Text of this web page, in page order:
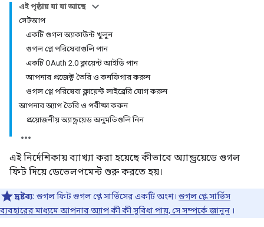
এই পৃষ্ঠায় যা যা আছে
সেটআপ
একটি গুগল অ্যাকাউন্ট খুলুন
গুগল প্লে পরিষেবাগুলি পান
একটি OAuth 2.0 ক্লায়েন্ট আইডি পান
আপনার প্রজেক্ট তৈরি ও কনফিগার করুন
গুগল প্লে পরিষেবা ক্লায়েন্ট লাইব্রেরি যোগ করুন
আপনার অ্যাপ তৈরি ও পরীক্ষা করুন
প্রয়োজনীয় অ্যান্ড্রয়েড অনুমতিগুলি নিন
এই নির্দেশিকায় ব্যাখ্যা করা হয়েছে কীভাবে অ্যান্ড্রয়েডে গুগল
ফিট দিয়ে ডেভেলপমেন্ট শুরু করতে হয়।
দ্রষ্টব্য: গুগল ফিট গুগল প্লে সার্ভিসের একটি অংশ। গুগল প্লে সার্ভিস
ব্যবহারের মাধ্যমে আপনার অ্যাপ কী কী সুবিধা পায়, সে সম্পর্কে জানুন ।